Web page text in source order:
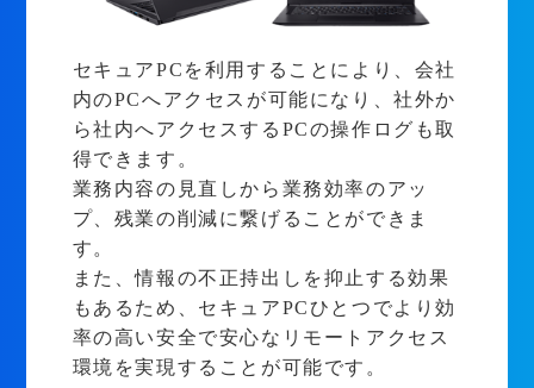
セキュアPCを利用することにより、会社
内のPCへアクセスが可能になり、社外か
ら社内へアクセスするPCの操作ログも取
得できます。
業務内容の見直しから業務効率のアッ
プ、残業の削減に繋げることができま
す。
また、情報の不正持出しを抑止する効果
もあるため、セキュアPCひとつでより効
率の高い安全で安心なリモートアクセス
環境を実現することが可能です。